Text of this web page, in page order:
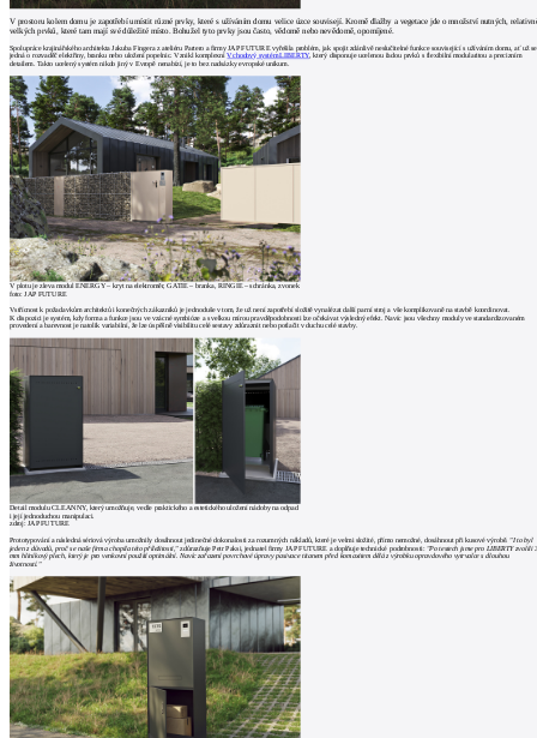
V prostoru kolem domu je zapotřebí umístit různé prvky, které s užíváním domu velice úzce souvisejí. Kromě dlažby a vegetace jde o množství nutných,
velkých prvků, které tam mají své důležité místo. Bohužel tyto prvky jsou často, vědomě nebo nevědomě, opomíjené.
Spolupráce krajinářského architekta Jakuba Fingera z ateliéru Partero a firmy JAP FUTURE vyřešila problém, jak spojit zdánlivě neslučitelné funkce související s užíváním domu, ať už se
jedná o rozvaděč elektřiny, branku nebo uložení popelnic. Vznikl komplexníVchodový systém LIBERTY, který disponuje ucelenou řadou prvků s flexibilní modularitou a precizním
detailem. Takto ucelený systém nikdo jiný v Evropě nenabízí, je to bez nadsázky evropské unikum.
V plotu je zleva modul ENERGY – kryt na elektroměr, GATIE – branka, RINGIE – schránka, zvonek
foto: JAP FUTURE
Vstřícnost k požadavkům architektů i konečných zákazníků je jednoduše v tom, že už není zapotřebí složitě vynalézat další parní stroj a vše komplikovaně na stavbě koordinovat.
K dispozici je systém, kdy forma a funkce jsou ve vzácné symbióze a s velkou mírou pravděpodobnosti lze očekávat výsledný efekt. Navíc jsou všechny moduly ve standardizovaném
provedení a barevnost je natolik variabilní, že lze úspěšně visibilitu celé sestavy zdůraznit nebo potlačit v duchu celé stavby.
Detail modulu CLEANNY, který umožňuje, vedle praktického a estetického uložení nádoby na odpad
i její jednoduchou manipulaci.
zdroj: JAP FUTURE
Prototypování a následná sériová výroba umožnily dosáhnout jedinečné dokonalosti za rozumných nákladů, které je velmi složité, přímo nemožné, dosáhnout při kusové výrobě."I to byl
jeden z důvodů, proč se naše firma chopila této příležitosti,"zdůrazňuje Petr Paksi, jednatel firmy JAP FUTURE a doplňuje technické podrobnosti: "Po testech jsme pro LIBERTY zvolili 3
mm hliníkový plech, který je pro venkovní použití optimální. Navíc zařazení povrchové úpravy pasivace titanem před komaxitem dělá z výrobku opravdového vytrvalce s dlouhou
životností."